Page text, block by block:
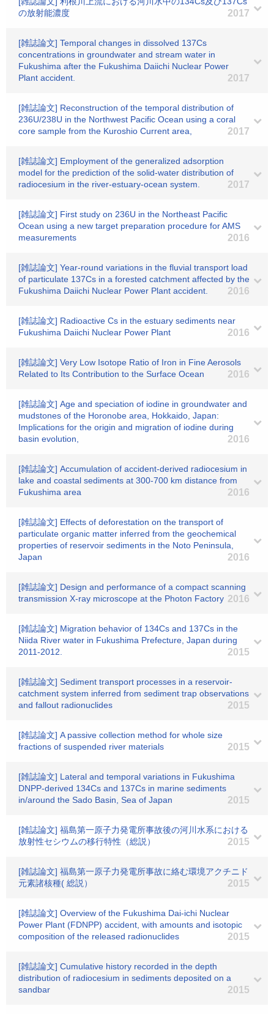
の放射能濃度
2017
[雑誌論文] Temporal changes in dissolved 137Cs
concentrations in groundwater and stream water in
Fukushima after the Fukushima Daiichi Nuclear Power
Plant accident.
2017
[雑誌論文] Reconstruction of the temporal distribution of
236U/238U in the Northwest Pacific Ocean using a coral
core sample from the Kuroshio Current area,
2017
[雑誌論文] Employment of the generalized adsorption
model for the prediction of the solid-water distribution of
radiocesium in the river-estuary-ocean system.
2017
[雑誌論文] First study on 236U in the Northeast Pacific
Ocean using a new target preparation procedure for AMS
measurements
2016
[雑誌論文] Year-round variations in the fluvial transport load
of particulate 137Cs in a forested catchment affected by the
Fukushima Daiichi Nuclear Power Plant accident.
2016
[雑誌論文] Radioactive Cs in the estuary sediments near
Fukushima Daiichi Nuclear Power Plant
2016
[雑誌論文] Very Low Isotope Ratio of Iron in Fine Aerosols
Related to Its Contribution to the Surface Ocean
2016
[雑誌論文] Age and speciation of iodine in groundwater and
mudstones of the Horonobe area, Hokkaido, Japan:
Implications for the origin and migration of iodine during
basin evolution,
2016
[雑誌論文] Accumulation of accident-derived radiocesium in
lake and coastal sediments at 300-700 km distance from
Fukushima area
2016
[雑誌論文] Effects of deforestation on the transport of
particulate organic matter inferred from the geochemical
properties of reservoir sediments in the Noto Peninsula,
Japan
2016
[雑誌論文] Design and performance of a compact scanning
transmission X-ray microscope at the Photon Factory 2016
[雑誌論文] Migration behavior of 134Cs and 137Cs in the
Niida River water in Fukushima Prefecture, Japan during
2011-2012.
2015
[雑誌論文] Sediment transport processes in a reservoir-
catchment system inferred from sediment trap observations
and fallout radionuclides
2015
[雑誌論文] A passive collection method for whole size
fractions of suspended river materials
2015
[雑誌論文] Lateral and temporal variations in Fukushima
DNPP-derived 134Cs and 137Cs in marine sediments
in/around the Sado Basin, Sea of Japan
2015
[雑誌論文] 福島第一原子力発電所事故後の河川水系における
放射性セシウムの移行特性（総説）
2015
[雑誌論文] 福島第一原子力発電所事故に絡む環境アクチニド
元素諸核種( 総説）
2015
[雑誌論文] Overview of the Fukushima Dai-ichi Nuclear
Power Plant (FDNPP) accident, with amounts and isotopic
composition of the released radionuclides
2015
[雑誌論文] Cumulative history recorded in the depth
distribution of radiocesium in sediments deposited on a
sandbar
2015